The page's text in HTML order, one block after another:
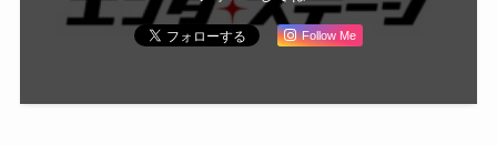
Follow Me